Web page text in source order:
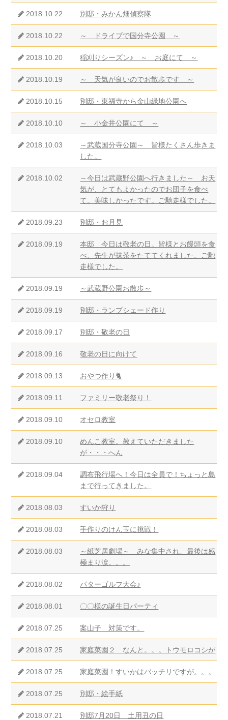
2018.10.22 別邸・みかん畑偵察隊
2018.10.22 ～ ドライブで国分寺公園 ～
2018.10.20 稲刈りシーズン♪ ～ お庭にて ～
2018.10.19 ～ 天気が良いのでお散歩です ～
2018.10.15 別邸・東福寺から金山緑地公園へ
2018.10.10 ～ 小金井公園にて ～
2018.10.03
～武蔵国分寺公園～ 皆様たくさん歩きま
した。
2018.10.02
～今日は武蔵野公園へ行きました～ お天
気が、とてもよかったのでお団子を食べ
て。美味しかったです。ご馳走様でした。
2018.09.23 別邸・お月見
2018.09.19
本邸 今日は敬老の日。皆様とお饅頭を食
べ、先生が抹茶をたててくれました。ご馳
走様でした。
2018.09.19 ～武蔵野公園お散歩～
2018.09.19 別邸・ランプシェード作り
2018.09.17 別邸・敬老の日
2018.09.16 敬老の日に向けて
2018.09.13 おやつ作り🐈
2018.09.11 ファミリー敬老祭り！
2018.09.10 オセロ教室
2018.09.10
めんこ教室。教えていただきました
が・・・へん
2018.09.04
調布飛行場へ！今日は全員で！ちょっと島
まで行ってきました。
2018.08.03 すいか狩り
2018.08.03 手作りのけん玉に挑戦！
2018.08.03
～紙芝居劇場～ みな集中され、最後は感
極まり涙。。。
2018.08.02 パターゴルフ大会♪
2018.08.01 〇〇様の誕生日パーティ
2018.07.25 案山子 対策です。
2018.07.25 家庭菜園２ なんと。。。トウモロコシが
2018.07.25 家庭菜園！すいかはバッチリですが。。。
2018.07.25 別邸・絵手紙
2018.07.21 別邸7月20日 土用丑の日